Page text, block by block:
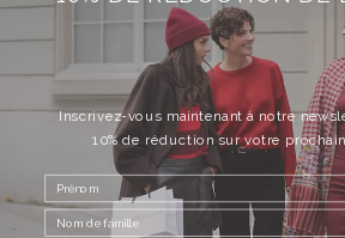
Collier amulette avec pendentif
Longueur réglable à
Couleur : or
Composition: argent sterling 925
carats
Longueur : 45 cm
Inscrivez-vous maintenant à notre
10% de réduction sur votre